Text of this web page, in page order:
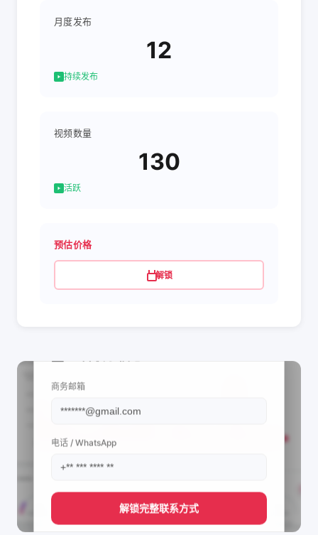
月度发布
12
持续发布
视频数量
130
活跃
预估价格
解锁
商务邮箱
电话 / WhatsApp
解锁完整联系方式